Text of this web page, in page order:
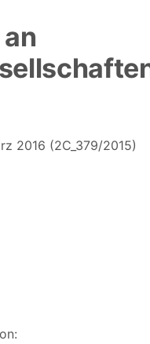
2016 (2C_379/2015)